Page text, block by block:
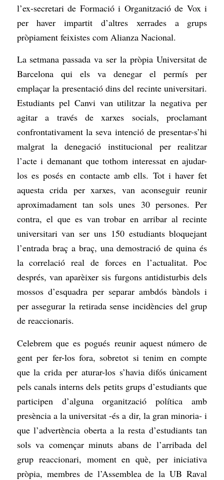
l’ex-secretari de Formació i Organització de Vox i
per haver impartit d’altres xerrades a grups
pròpiament feixistes com Alianza Nacional.
La setmana passada va ser la pròpia Universitat de
Barcelona qui els va denegar el permís per
emplaçar la presentació dins del recinte universitari.
Estudiants pel Canvi van utilitzar la negativa per
agitar a través de xarxes socials, proclamant
confrontativament la seva intenció de presentar-s’hi
malgrat la denegació institucional per realitzar
l’acte i demanant que tothom interessat en ajudar-
los es posés en contacte amb ells. Tot i haver fet
aquesta crida per xarxes,van aconseguir reunir
aproximadament tan sols unes 30 persones. Per
contra, el que es van trobar en arribar al recinte
universitari van ser uns 150 estudiants bloquejant
l’entrada braç a braç, una demostració de quina és
la correlació real de forces en l’actualitat. Poc
després, van aparèixer sis furgons antidisturbis dels
mossos d’esquadra per separar ambdós bàndols i
per assegurar la retirada sense incidències del grup
de reaccionaris.
Celebrem que es pogués reunir aquest número de
gent per fer-los fora, sobretot si tenim en compte
que la crida per aturar-los s’havia difós únicament
pels canals interns dels petits grups d’estudiants que
participen d’alguna organització política amb
presència a la universitat -és a dir, la gran minoria- i
que l’advertència oberta a la resta d’estudiants tan
sols va començar minuts abans de l’arribada del
grup reaccionari, moment en què, per iniciativa
pròpia, membres de l’Assemblea de la UB Raval